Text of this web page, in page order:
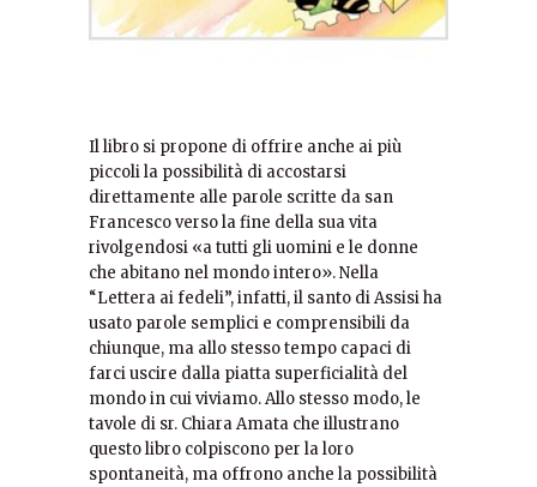
Il libro si propone di offrire anche ai più
piccoli la possibilità di accostarsi
direttamente alle parole scritte da san
Francesco verso la fine della sua vita
rivolgendosi «a tutti gli uomini e le donne
che abitano nel mondo intero». Nella
“Lettera ai fedeli”, infatti, il santo di Assisi ha
usato parole semplici e comprensibili da
chiunque, ma allo stesso tempo capaci di
farci uscire dalla piatta superficialità del
mondo in cui viviamo. Allo stesso modo, le
tavole di sr. Chiara Amata che illustrano
questo libro colpiscono per la loro
spontaneità, ma offrono anche la possibilità